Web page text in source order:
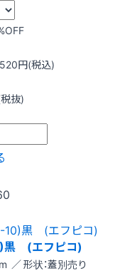
円(税込)
抜)
黒 (エフピコ)
／ 形状：蓋別売り